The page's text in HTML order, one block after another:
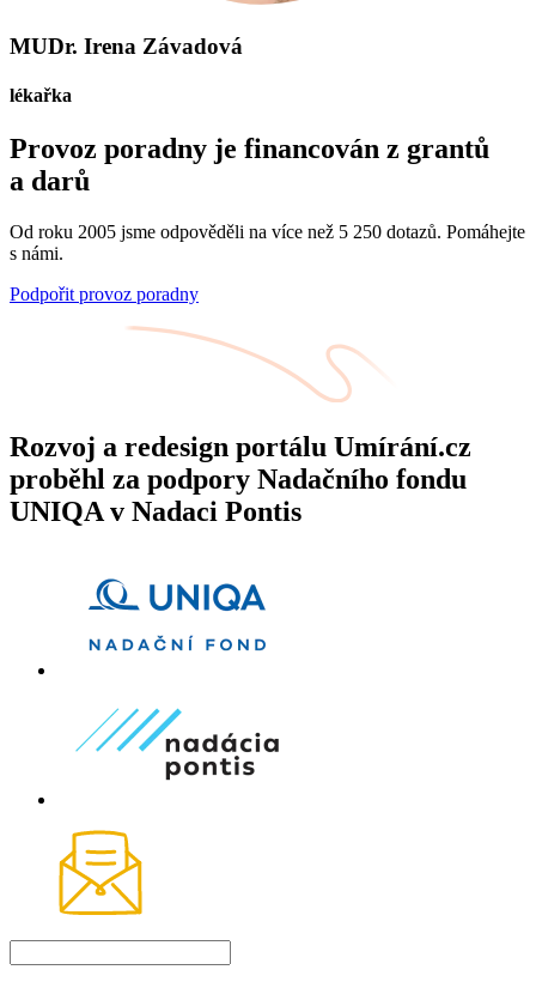
MUDr. Irena Závadová
lékařka
Provoz poradny je financován z grantů
a darů
Od roku 2005 jsme odpověděli na více než 5 250 dotazů. Pomáhejte
s námi.
Podpořit provoz poradny
Rozvoj a redesign portálu Umírání.cz
proběhl za podpory Nadačního fondu
UNIQA v Nadaci Pontis